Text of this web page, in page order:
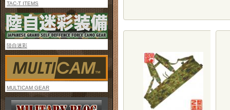
TAC-T ITEMS
陸自迷彩
MULTICAM GEAR